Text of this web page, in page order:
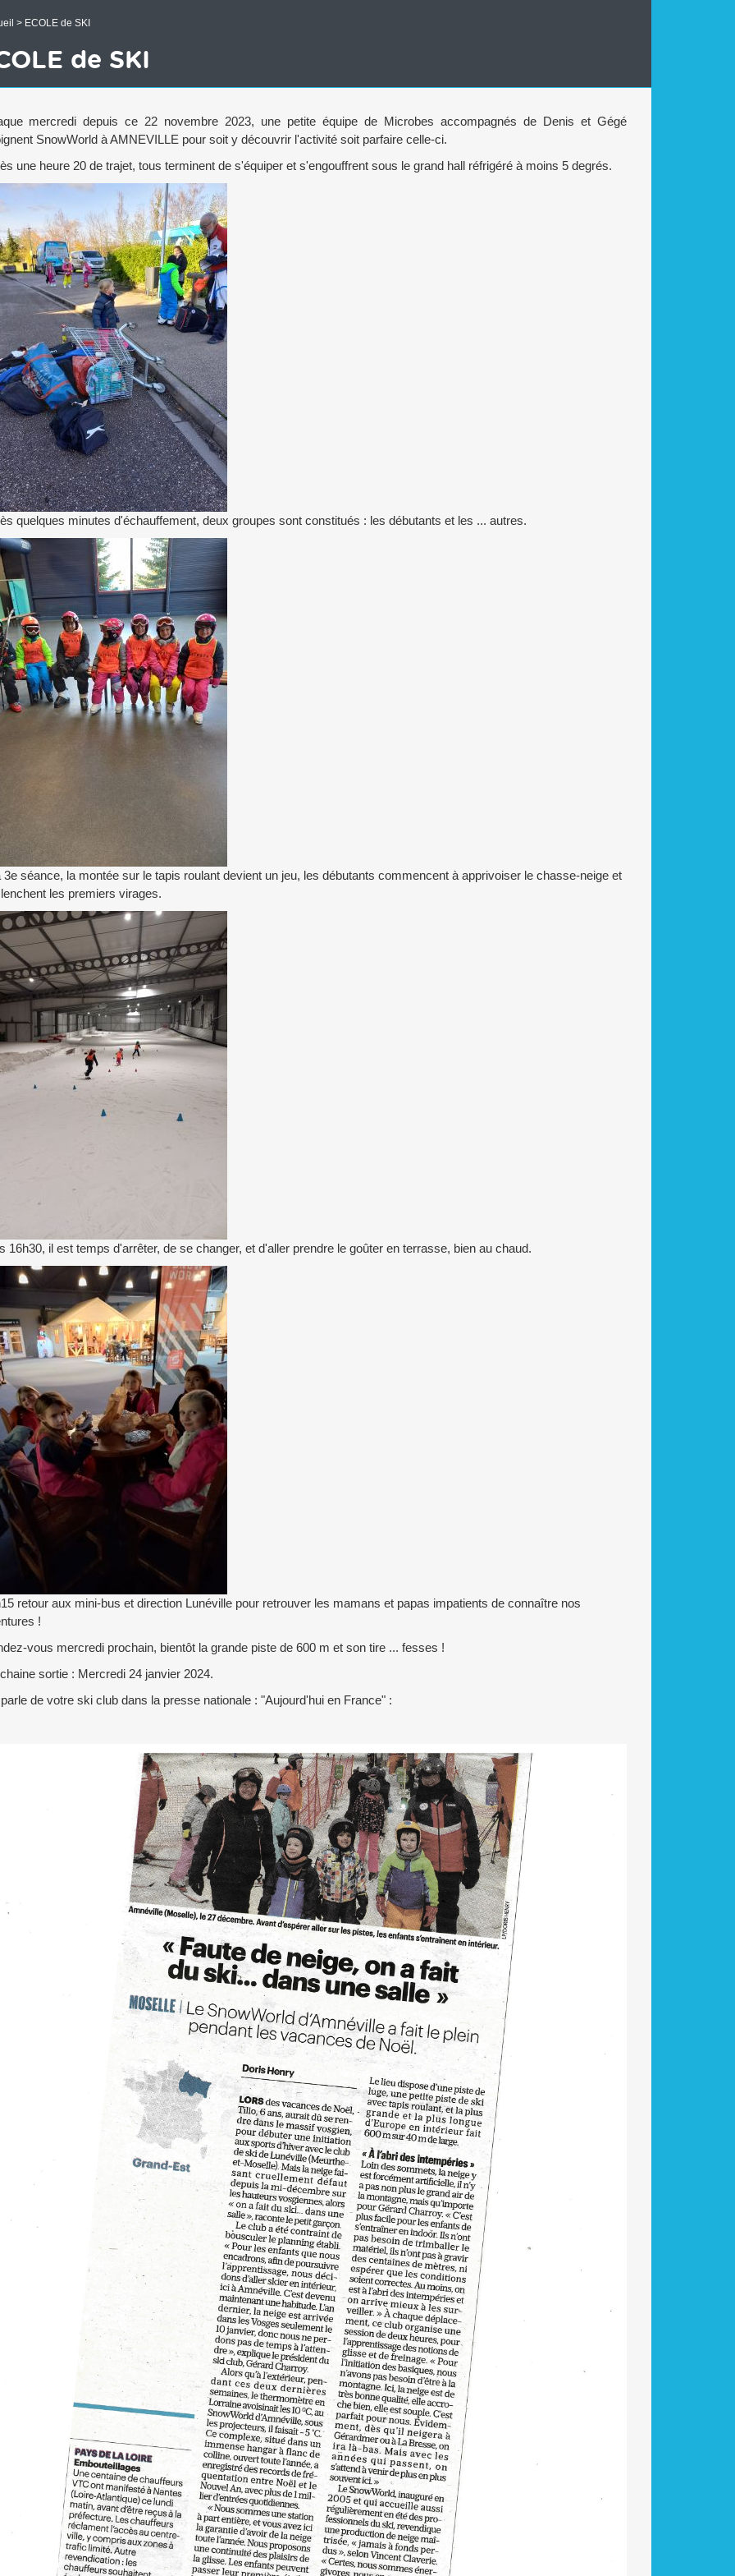
> ECOLE de SKI
de SKI
mercredi depuis ce 22 novembre 2023, une petite équipe de Microbes accompagnés de Denis et Gégé
SnowWorld à AMNEVILLE pour soit y découvrir l'activité soit parfaire celle-ci.
une heure 20 de trajet, tous terminent de s'équiper et s'engouffrent sous le grand hall réfrigéré à moins 5 degrés.
quelques minutes d'échauffement, deux groupes sont constitués : les débutants et les ... autres.
3e séance, la montée sur le tapis roulant devient un jeu, les débutants commencent à apprivoiser le chasse-neige et
les premiers virages.
16h30, il est temps d'arrêter, de se changer, et d'aller prendre le goûter en terrasse, bien au chaud.
retour aux mini-bus et direction Lunéville pour retrouver les mamans et papas impatients de connaître nos
!
vous mercredi prochain, bientôt la grande piste de 600 m et son tire ... fesses !
sortie : Mercredi 24 janvier 2024.
de votre ski club dans la presse nationale : "Aujourd'hui en France" :